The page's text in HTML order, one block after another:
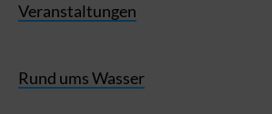
Veranstaltungen
Rund ums Wasser